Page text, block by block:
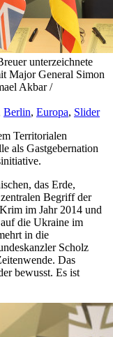
unterzeichnete
Major General Simon
Akbar /
Berlin, Europa, Slider
Territorialen
als Gastgebernation
das Erde,
Begriff der
im Jahr 2014 und
die Ukraine im
in die
Scholz
Das
bewusst. Es ist